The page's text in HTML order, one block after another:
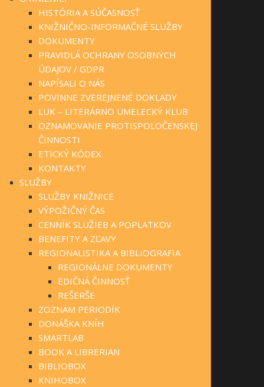
HISTÓRIA A SÚČASNOSŤ
KNIŽNIČNO-INFORMAČNÉ SLUŽBY
DOKUMENTY
PRAVIDLÁ OCHRANY OSOBNÝCH
ÚDAJOV / GDPR
NAPÍSALI O NÁS
POVINNE ZVEREJNENÉ DOKLADY
LUK – LITERÁRNO UMELECKÝ KLUB
OZNAMOVANIE PROTISPOLOČENSKEJ
ČINNOSTI
ETICKÝ KÓDEX
KONTAKTY
SLUŽBY
SLUŽBY KNIŽNICE
VÝPOŽIČNÝ ČAS
CENNÍK SLUŽIEB A POPLATKOV
BENEFITY A ZĽAVY
REGIONALISTIKA A BIBLIOGRAFIA
REGIONÁLNE DOKUMENTY
EDIČNÁ ČINNOSŤ
REŠERŠE
ZOZNAM PERIODÍK
DONÁŠKA KNÍH
SMARTLAB
BOOK A LIBRERIAN
BIBLIOBOX
KNIHOBOX